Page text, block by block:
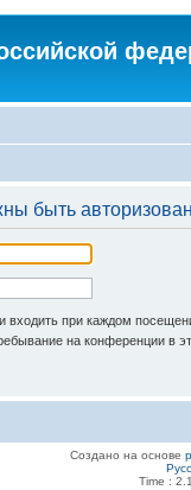
быть
входить при каждом
на конференции в
Создано на основе
Time :